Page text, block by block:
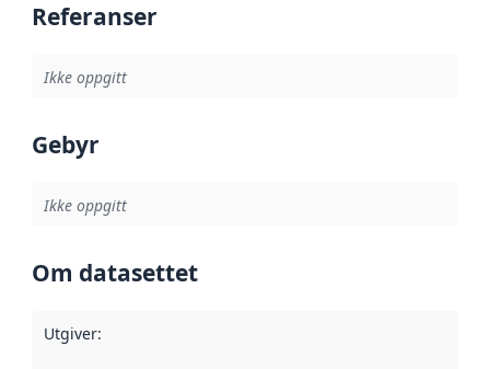
Referanser
Ikke oppgitt
Gebyr
Ikke oppgitt
Om datasettet
Utgiver: